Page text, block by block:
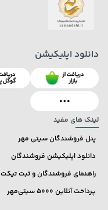
لینک های مفید
پنل فروشندگان سیتی مهر
دانلود اپلیکیشن فروشندگان
راهنمای فروشندگان و ثبت تیکت
پرداخت آنلاین 5000 سیتی‌مهر
دانلود اپلیکیشن